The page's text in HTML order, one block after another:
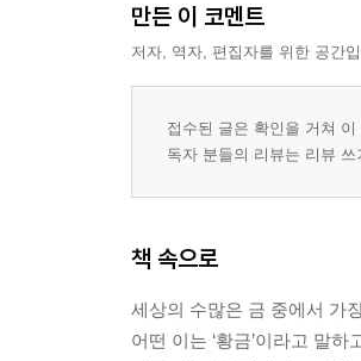
만든 이 코멘트
저자, 역자, 편집자를 위한 공간
접수된 글은 확인을 거쳐
독자 분들의 리뷰는 리뷰
책 속으로
세상의 수많은 금 중에서 가
어떤 이는 ‘황금’이라고 말하